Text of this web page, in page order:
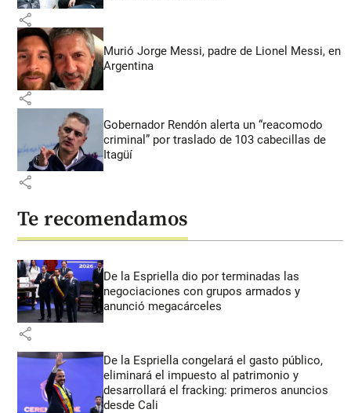
share
Murió Jorge Messi, padre de Lionel Messi, en
Argentina
share
Gobernador Rendón alerta un “reacomodo
criminal” por traslado de 103 cabecillas de
Itagüí
share
Te recomendamos
De la Espriella dio por terminadas las
negociaciones con grupos armados y
anunció megacárceles
share
De la Espriella congelará el gasto público,
eliminará el impuesto al patrimonio y
desarrollará el fracking: primeros anuncios
desde Cali